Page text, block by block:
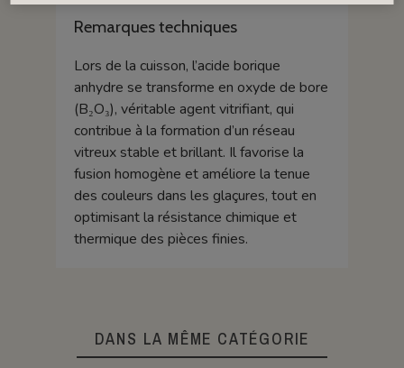
Remarques techniques
Lors de la cuisson, l’acide borique
anhydre se transforme en oxyde de bore
(B₂O₃), véritable agent vitrifiant, qui
contribue à la formation d’un réseau
vitreux stable et brillant. Il favorise la
fusion homogène et améliore la tenue
des couleurs dans les glaçures, tout en
optimisant la résistance chimique et
thermique des pièces finies.
DANS LA MÊME CATÉGORIE